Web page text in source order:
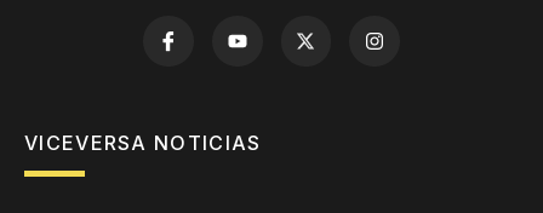
VICEVERSA NOTICIAS